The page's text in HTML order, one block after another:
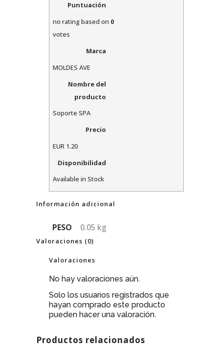
Puntuación
no ratingbased on 0
votes
Marca
MOLDES AVE
Nombre del
producto
Soporte SPA
Precio
EUR1.20
Disponibilidad
Available in Stock
Información adicional
PESO 0.05 kg
Valoraciones (0)
Valoraciones
No hay valoraciones aún.
Solo los usuarios registrados que
hayan comprado este producto
pueden hacer una valoración.
Productos relacionados